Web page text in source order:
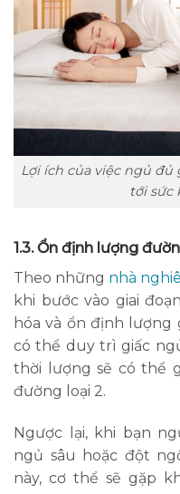
Lợi ích của việc ngủ
tới sức
1.3. Ổn định lượng
Theo những nhà
khi bước vào giai
hóa và ổn định lượng
có thể duy trì giấc
thời lượng sẽ có thể
đường loại 2.
Ngược lại, khi bạn
ngủ sâu hoặc đột
này, cơ thể sẽ gặp